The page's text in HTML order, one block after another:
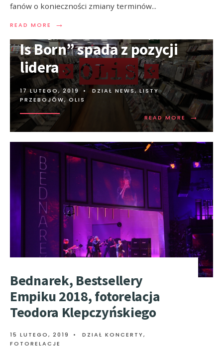
fanów o konieczności zmiany terminów...
READ MORE →
OLiS 01.02 – 07.02. Na
szczycie składanka, “A Star
Is Born” spada z pozycji
lidera
17 LUTEGO, 2019 • DZIAŁ NEWS,LISTY
PRZEBOJÓW,OLIS
READ MORE →
Bednarek, Bestsellery
Empiku 2018, fotorelacja
Teodora Klepczyńskiego
15 LUTEGO, 2019 • DZIAŁ KONCERTY,
FOTORELACJE